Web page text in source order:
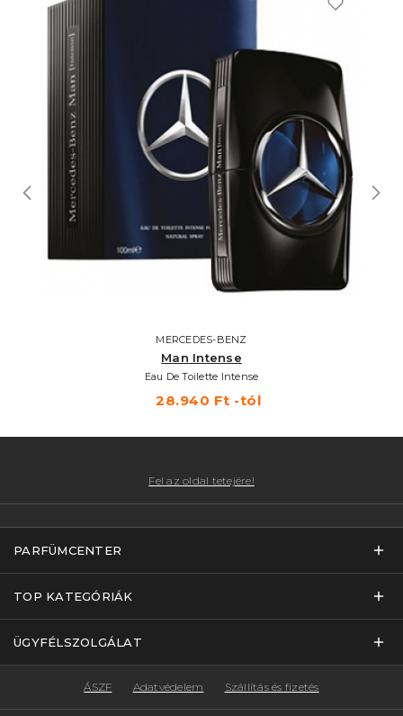
MERCEDES-BENZ
Man Intense
Eau De Toilette Intense
28.940 Ft -tól
Fel az oldal tetejére!
PARFÜMCENTER
TOP KATEGÓRIÁK
ÜGYFÉLSZOLGÁLAT
ÁSZF Adatvédelem Szállítás és fizetés